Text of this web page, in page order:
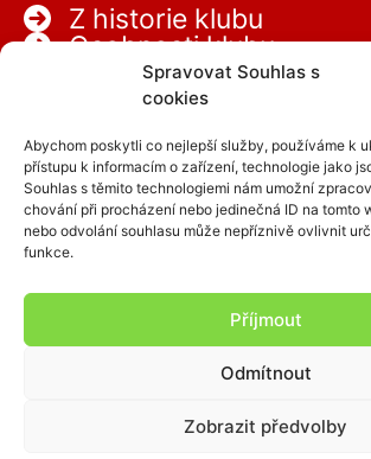
Spravovat Souhlas s
cookies
Abychom poskytli co nejlepší služby, používáme k
přístupu k informacím o zařízení, technologie jako
Souhlas s těmito technologiemi nám umožní
chování při procházení nebo jedinečná ID na tomto
nebo odvolání souhlasu může nepříznivě ovlivnit
funkce.
Příjmout
Odmítnout
Zobrazit předvolby
Z historie klubu
Osobnosti klubu
Partneři
Kariéra
clen.scpap.cz